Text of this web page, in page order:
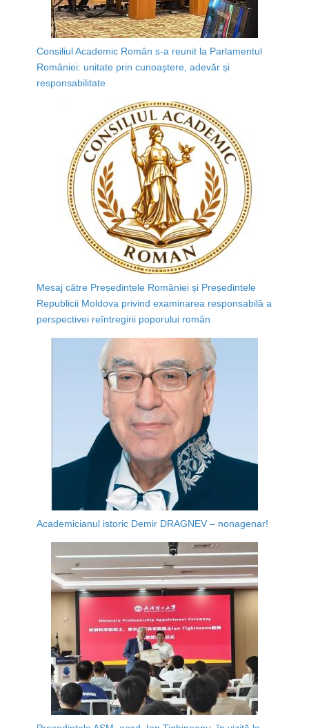
Consiliul Academic Român s-a reunit la Parlamentul
României: unitate prin cunoaștere, adevăr și
responsabilitate
Mesaj către Președintele României și Președintele
Republicii Moldova privind examinarea responsabilă a
perspectivei reîntregirii poporului român
Academicianul istoric Demir DRAGNEV – nonagenar!